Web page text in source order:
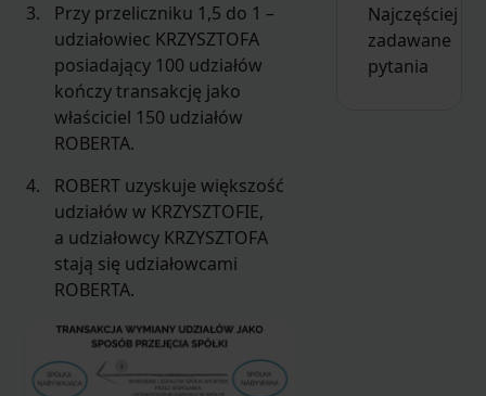
Przy przeliczniku 1,5 do 1 –
udziałowiec KRZYSZTOFA
posiadający 100 udziałów
kończy transakcję jako
właściciel 150 udziałów
ROBERTA.
ROBERT uzyskuje większość
udziałów w KRZYSZTOFIE,
a udziałowcy KRZYSZTOFA
stają się udziałowcami
ROBERTA.
Najczęściej
zadawane
pytania